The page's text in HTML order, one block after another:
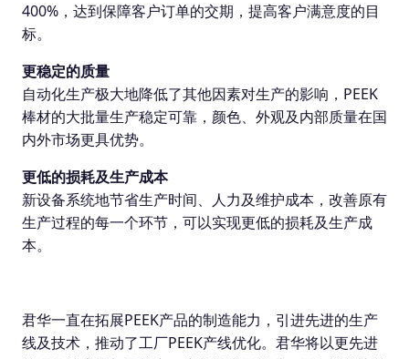
400%，达到保障客户订单的交期，提高客户满意度的目
标。
更稳定的质量
自动化生产极大地降低了其他因素对生产的影响，PEEK
棒材的大批量生产稳定可靠，颜色、外观及内部质量在国
内外市场更具优势。
更低的损耗及生产成本
新设备系统地节省生产时间、人力及维护成本，改善原有
生产过程的每一个环节，可以实现更低的损耗及生产成
本。
君华一直在拓展PEEK产品的制造能力，引进先进的生产
线及技术，推动了工厂PEEK产线优化。君华将以更先进